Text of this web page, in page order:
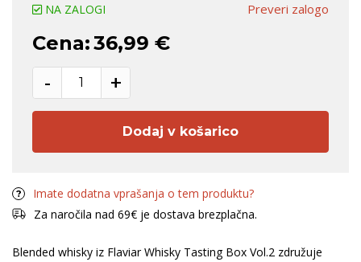
Preveri zalogo
NA ZALOGI
Cena:36,99 €
- +
Dodaj v košarico
Imate dodatna vprašanja o tem produktu?
Za naročila nad 69€ je dostava brezplačna.
Blended whisky iz Flaviar Whisky Tasting Box Vol.2 združuje